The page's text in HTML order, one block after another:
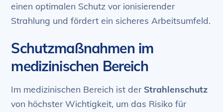
einen optimalen Schutz vor ionisierender
Strahlung und fördert ein sicheres Arbeitsumfeld.
Schutzmaßnahmen im
medizinischen Bereich
Im medizinischen Bereich ist der Strahlenschutz
von höchster Wichtigkeit, um das Risiko für